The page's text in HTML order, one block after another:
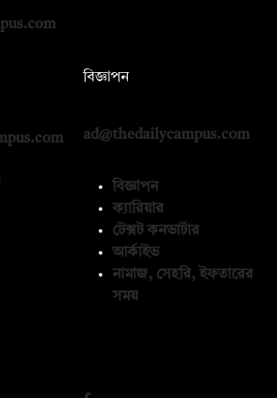
বিজ্ঞাপন
ad@thedailycampus.com
বিজ্ঞাপন
ক্যারিয়ার
টেক্সট কনভার্টার
আর্কাইভ
নামাজ, সেহরি, ইফতারের
সময়